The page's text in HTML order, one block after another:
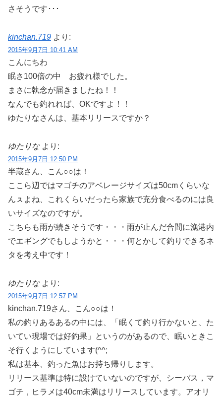
さそうです･･･
kinchan.719 より:
2015年9月7日 10:41 AM
こんにちわ
眠さ100倍の中 お疲れ様でした。
まさに執念が届きましたね！！
なんでも釣れれば、OKですよ！！
ゆたりなさんは、基本リリースですか？
ゆたりな より:
2015年9月7日 12:50 PM
半蔵さん、こん○○は！
ここら辺ではマゴチのアベレージサイズは50cmくらいな
んㇲよね、これくらいだったら家族で充分食べるのには良
いサイズなのですが。
こちらも雨が続きそうです・・・雨が止んだ合間に漁港内
でエギングでもしようかと・・・何とかして釣りできるネ
タを考え中です！
ゆたりな より:
2015年9月7日 12:57 PM
kinchan.719さん、こん○○は！
私の釣りあるあるの中には、「眠くて釣り行かないと、た
いてい現場では好釣果」というのがあるので、眠いときこ
そ行くようにしています(^^;
私は基本、釣った魚はお持ち帰りします。
リリース基準は特に設けていないのですが、シーバス，マ
ゴチ，ヒラメは40cm未満はリリースしています。アオリ